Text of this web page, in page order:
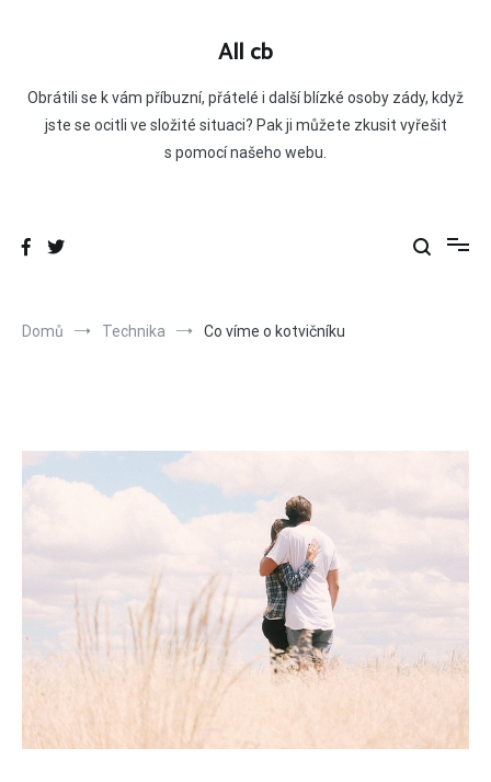
All cb
Obrátili se k vám příbuzní, přátelé i další blízké osoby zády, když
jste se ocitli ve složité situaci? Pak ji můžete zkusit vyřešit
s pomocí našeho webu.
Domů Technika Co víme o kotvičníku